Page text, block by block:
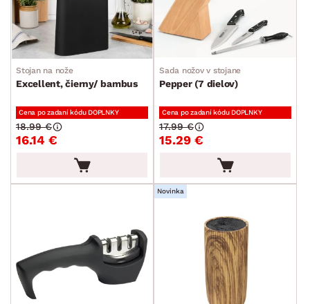
min. cm max. cm
MIESTNOSŤ
SKLADOVOSŤ
Stojan na nože
Excellent, čierny/ bambus
Cena po zadaní kódu DOPLNKY
16.14 €
18.99 €
Sada nožov v stojane
Pepper (7 dielov)
Cena po zadaní kódu DOPLNKY
15.29 €
17.99 €
Novinka